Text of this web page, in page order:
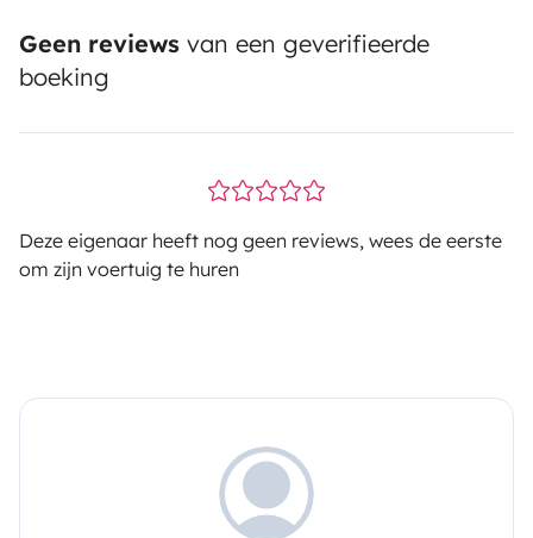
Geen reviews van een geverifieerde
boeking
Deze eigenaar heeft nog geen reviews, wees de eerste
om zijn voertuig te huren